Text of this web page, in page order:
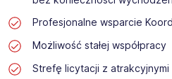
Profesjonalne wsparcie
Możliwość stałej współpracy
Strefę licytacji z